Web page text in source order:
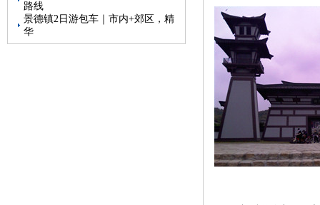
路线
景德镇2日游包车｜市内+郊区，精
华